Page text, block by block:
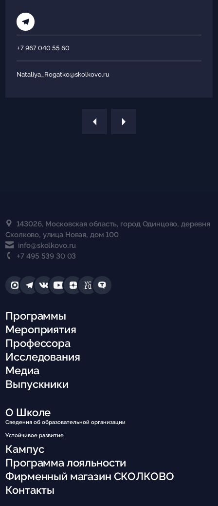
+7 967 040 55 60
Nataliya_Rogatko@skolkovo.ru
143026, Московская область, город Одинцово, деревня
Сколково, улица Новая, дом 100
info@skolkovo.ru
+7 495 539 30 03
Программы
Мероприятия
Профессора
Исследования
Медиа
Выпускники
О Школе
Сведения об образовательной организации
Устойчивое развитие
Кампус
Программа лояльности
Фирменный магазин СКОЛКОВО
Контакты